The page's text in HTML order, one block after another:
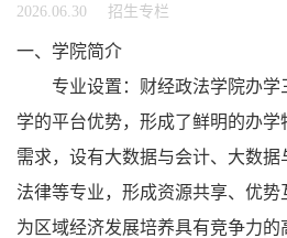
2026.06.30 招生专栏
一、学院简介
专业设置：财经政法学院办
学的平台优势，形成了鲜明的办
需求，设有大数据与会计、大数据
法律等专业，形成资源共享、优
为区域经济发展培养具有竞争力的